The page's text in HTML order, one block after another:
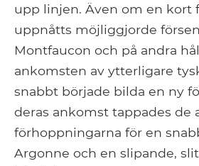
upp linjen. Även om en kort
uppnåtts möjliggjorde
Montfaucon och på andra
ankomsten av ytterligare
snabbt började bilda en ny
deras ankomst tappades de
förhoppningarna för en
Argonne och en slipande,